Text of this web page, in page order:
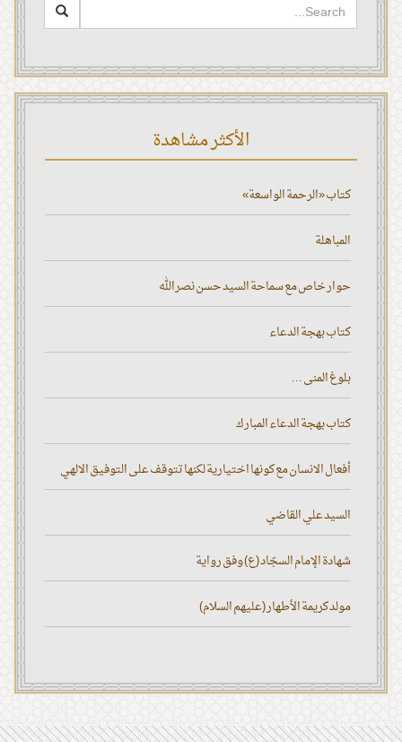
الأكثر مشاهدة
كتاب «الرحمة الواسعة»
المباهلة
حوار خاص مع سماحة السيد حسن نصر الله
كتاب بهجة الدعاء
بلوغ المنى ...
كتاب بهجة الدعاء المبارك
أفعال الانسان مع كونها اختيارية لكنها تتوقف على التوفيق الالهي
السيد علي القاضي
شهادة الإمام السجّاد (ع) وفق رواية
مولد كريمة الأطهار (عليهم السلام)